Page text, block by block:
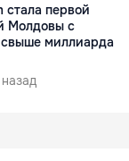
стала первой
Молдовы с
миллиарда